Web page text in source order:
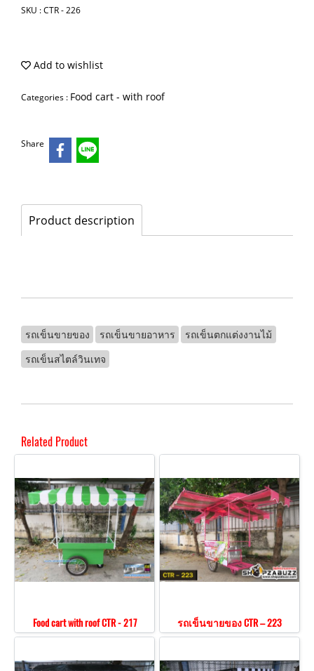
SKU : CTR - 226
Add to wishlist
Categories : Food cart - with roof
Share
Product description
รถเข็นขายของ รถเข็นขายอาหาร
รถเข็นตกแต่งงานไม้
รถเข็นสไตล์วินเทจ
Related Product
Food cart with roof CTR - 217 รถเข็นขายของ CTR – 223